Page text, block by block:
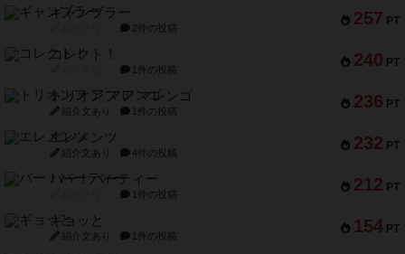
257 PT
ギャンブラー
2件の投稿
240 PT
コレクト！
1件の投稿
236 PT
トリオンフ ア マレンゴ
紹介文あり 1件の投稿
232 PT
エレメンツ
紹介文あり 4件の投稿
212 PT
バー！パーティー
1件の投稿
154 PT
ギョッと
紹介文あり 1件の投稿